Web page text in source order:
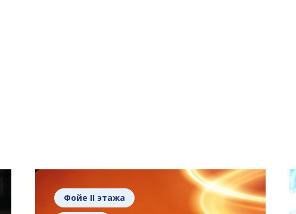
Фойе II этажа